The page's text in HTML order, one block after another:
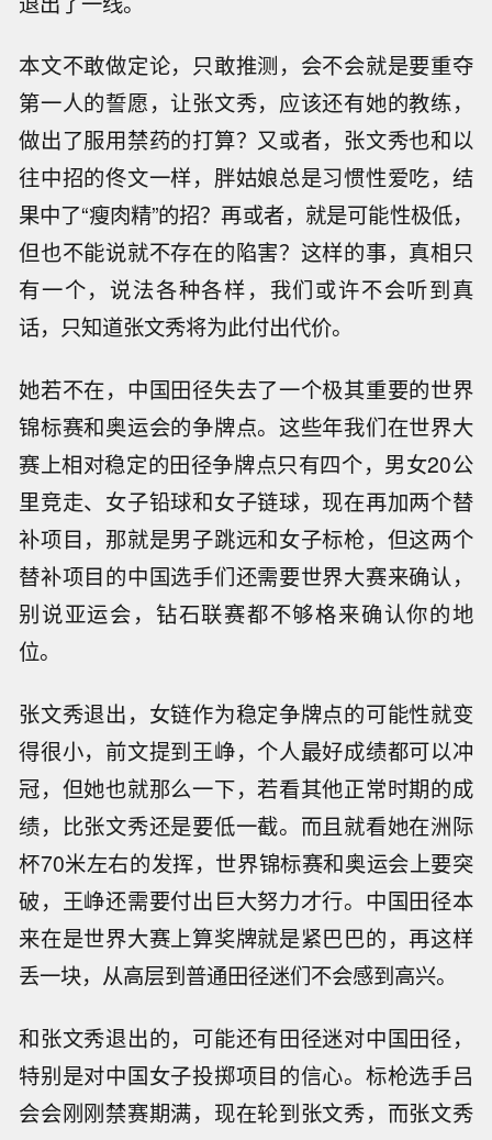
本文不敢做定论，只敢推测，会不会就是要重夺
第一人的誓愿，让张文秀，应该还有她的教练，
做出了服用禁药的打算？又或者，张文秀也和以
往中招的佟文一样，胖姑娘总是习惯性爱吃，结
果中了“瘦肉精”的招？再或者，就是可能性极低，
但也不能说就不存在的陷害？这样的事，真相只
有一个，说法各种各样，我们或许不会听到真
话，只知道张文秀将为此付出代价。
她若不在，中国田径失去了一个极其重要的世界
锦标赛和奥运会的争牌点。这些年我们在世界大
赛上相对稳定的田径争牌点只有四个，男女20公
里竞走、女子铅球和女子链球，现在再加两个替
补项目，那就是男子跳远和女子标枪，但这两个
替补项目的中国选手们还需要世界大赛来确认，
别说亚运会，钻石联赛都不够格来确认你的地
位。
张文秀退出，女链作为稳定争牌点的可能性就变
得很小，前文提到王峥，个人最好成绩都可以冲
冠，但她也就那么一下，若看其他正常时期的成
绩，比张文秀还是要低一截。而且就看她在洲际
杯70米左右的发挥，世界锦标赛和奥运会上要突
破，王峥还需要付出巨大努力才行。中国田径本
来在是世界大赛上算奖牌就是紧巴巴的，再这样
丢一块，从高层到普通田径迷们不会感到高兴。
和张文秀退出的，可能还有田径迷对中国田径，
特别是对中国女子投掷项目的信心。标枪选手吕
会会刚刚禁赛期满，现在轮到张文秀，而张文秀